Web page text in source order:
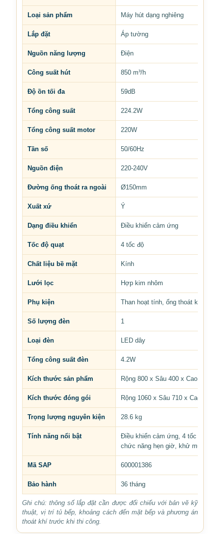
Loại sản phẩm Máy hút dạng nghiêng
Lắp đặt Áp tường
Nguồn năng lượng Điện
Công suất hút 850 m³/h
Độ ồn tối đa 59dB
Tổng công suất 224.2W
Tổng công suất motor 220W
Tần số 50/60Hz
Nguồn điện 220-240V
Đường ống thoát ra ngoài Ø150mm
Xuất xứ Ý
Dạng điều khiển Điều khiển cảm ứng
Tốc độ quạt 4 tốc độ
Chất liệu bề mặt Kính
Lưới lọc Hợp kim nhôm
Phụ kiện Than hoạt tính, ống thoát khói
Số lượng đèn 1
Loại đèn LED dây
Tổng công suất đèn 4.2W
Kích thước sản phẩm Rộng 800 x Sâu 400 x Cao 760-
Kích thước đóng gói Rộng 1060 x Sâu 710 x Cao 540
Trọng lượng nguyên kiện 28.6 kg
Tính năng nổi bật
Điều khiển cảm ứng, 4 tốc độ
chức năng hẹn giờ, khử mùi bằng
Mã SAP 600001386
Bảo hành 36 tháng
Ghi chú: thông số lắp đặt cần được đối chiếu với bản vẽ kỹ
thuật, vị trí tủ bếp, khoảng cách đến mặt bếp và phương án
thoát khí trước khi thi công.